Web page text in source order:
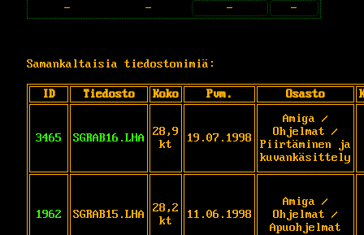
-
- - -
Samankaltaisia tiedostonimiä:
ID Tiedosto Koko Pvm. Osasto
3465 SGRAB16.LHA
28,9
kt
19.07.1998
Amiga /
Ohjelmat /
Piirtäminen ja
kuvankäsittely
1962 SGRAB15.LHA
28,2
kt
11.06.1998
Amiga /
Ohjelmat /
Apuohjelmat